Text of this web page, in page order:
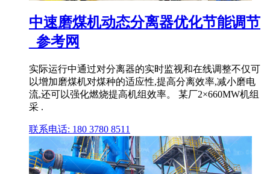
中速磨煤机动态分离器优化节能调节
_参考网
实际运行中通过对分离器的实时监视和在线调整不仅可
以增加磨煤机对煤种的适应性,提高分离效率,减小磨电
流,还可以强化燃烧提高机组效率。 某厂2×660MW机组
采 .
联系电话: 180 3780 8511